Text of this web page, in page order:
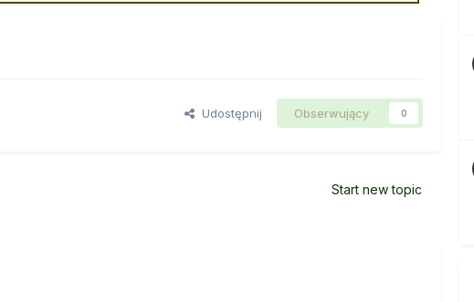
Udostępnij Obserwujący 0
Start new topic